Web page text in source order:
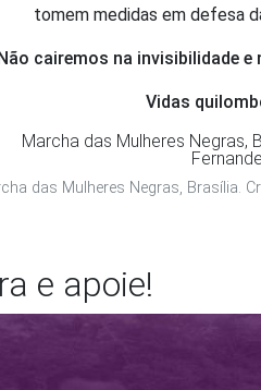
tomem medidas em defesa
cairemos na invisibilidade
Vidas
das Mulheres Negras, Brasília.
e apoie!
para
com